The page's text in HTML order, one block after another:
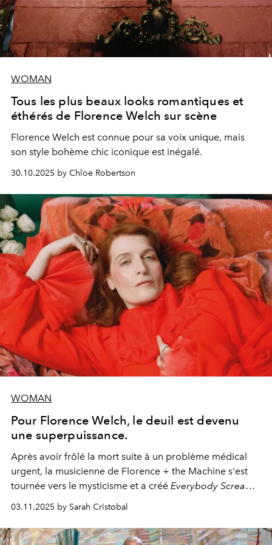
WOMAN
Tous les plus beaux looks romantiques et
éthérés de Florence Welch sur scène
Florence Welch est connue pour sa voix unique, mais
son style bohème chic iconique est inégalé.
30.10.2025 by Chloe Robertson
WOMAN
Pour Florence Welch, le deuil est devenu
une superpuissance.
Après avoir frôlé la mort suite à un problème médical
urgent, la musicienne de Florence + the Machine s'est
tournée vers le mysticisme et a créé Everybody Scream
03.11.2025 by Sarah Cristobal